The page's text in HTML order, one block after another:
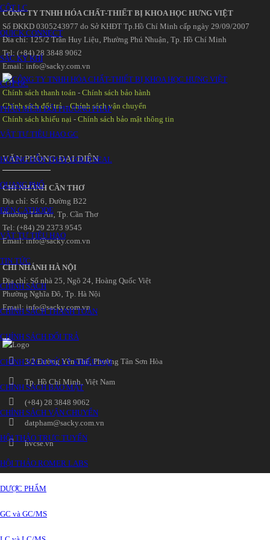
CỘT LC
QUICK CONNECT
SẮC KÝ KHÍ
CỘT GC
PHẦN MỀM ĐỔI PHƯƠNG PHÁP
VẬT TƯ TIÊU HAO GC
HƯỚNG DẪN THAY GOLD SEAL
QUANG PHỔ
ĐÈN CATHODE
VẬT TƯ TIÊU HAO
TIN TỨC
CHÍNH SÁCH
CHÍNH SÁCH THANH TOÁN
CHÍNH SÁCH ĐỔI TRẢ
CHÍNH SÁCH XỬ LÝ KHIẾU NẠI
CHÍNH SÁCH BẢO MẬT
CHÍNH SÁCH VẬN CHUYỂN
HỘI THẢO TRỰC TUYẾN
HỘI THẢO ROMER LABS
DƯỢC PHẨM
GC và GC/MS
CÔNG TY TNHH HÓA CHẤT-THIẾT BỊ KHOA HỌC HƯNG VIỆT
Số ĐKKD 0305243977 do Sở KHĐT Tp.Hồ Chí Minh cấp ngày 29/09/2007
Đia chỉ: 125/2 Trần Huy Liệu‚ Phường Phú Nhuận‚ Tp. Hồ Chí Minh
Tel: (+84) 28 3848 9062
Email: info@sacky.com.vn
Chính sách thanh toán -Chính sách bảo hành
Chính sách đổi trả-Chính sách vận chuyển
Chính sách khiếu nại -Chính sách bảo mật thông tin
VĂN PHÒNG ĐẠI DIỆN
CHI NHÁNH CẦN THƠ
Địa chỉ: Số 6‚ Đường B22
Phường Tân An‚ Tp. Cần Thơ
Tel: (+84) 29 2373 9545
Email: info@sacky.com.vn
CHI NHÁNH HÀ NỘI
Địa chỉ: Số nhà 25‚ Ngõ 24‚ Hoàng Quốc Việt
Phường Nghĩa Đô‚ Tp. Hà Nội
Email: info@sacky.com.vn
3/2 Đường Yên Thế‚ Phường Tân Sơn Hòa
Tp. Hồ Chí Minh‚ Việt Nam
(+84) 28 3848 9062
datpham@sacky.com.vn
hvcse.vn